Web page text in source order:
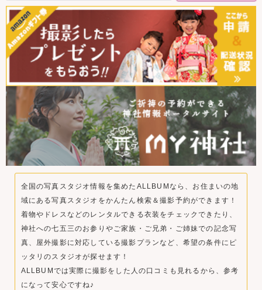
全国の写真スタジオ情報を集めたALLBUMなら、お住まいの地
域にある写真スタジオをかんたん検索＆撮影予約ができます！
着物やドレスなどのレンタルできる衣装をチェックできたり、
神社への七五三のお参りやご家族・ご兄弟・ご姉妹での記念写
真、屋外撮影に対応している撮影プランなど、希望の条件にピ
ッタリのスタジオが探せます！
ALLBUMでは実際に撮影をした人の口コミも見れるから、参考
になって安心ですね♪